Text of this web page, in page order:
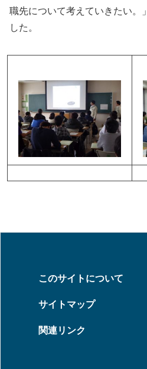
職先について考えていきたい。
した。
このサイトについて
サイトマップ
関連リンク